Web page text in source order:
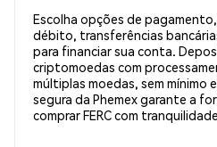
Escolha opções de
débito, transferências
para financiar sua conta.
criptomoedas com
múltiplas moedas, sem mínimo
segura da Phemex garante a
comprar FERC com